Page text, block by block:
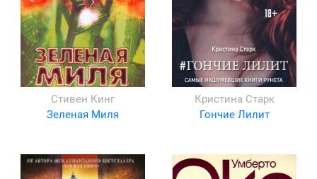
Стивен Кинг
Зеленая Миля
Кристина Старк
Гончие Лилит